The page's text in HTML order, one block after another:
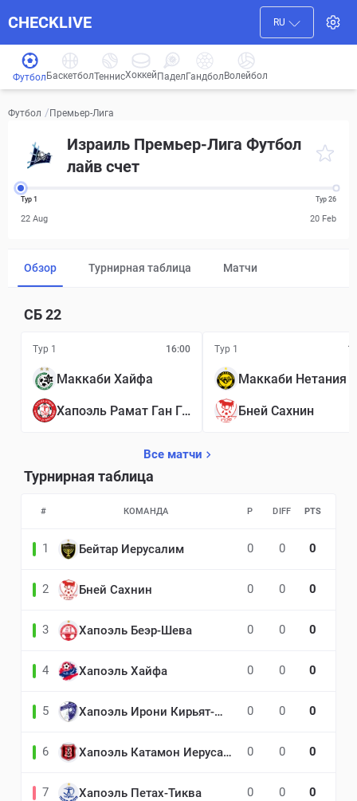
CHECKLIVE RU
Футбол БаскетболТеннисХоккей ПаделГандбол Волейбол
Футбол /Премьер-Лига
Израиль Премьер-Лига Футбол
лайв счет
Тур 1 Тур 26
22 Aug 20 Feb
Обзор Турнирная таблица Матчи
СБ22
Тур 1 16:00
Маккаби Хайфа
Хапоэль Рамат Ган Гиватаим
Тур 1
Маккаби Нетания
Бней Сахнин
Все матчи
Турнирная таблица
# КОМАНДА P DIFF PTS
1 Бейтар Иерусалим 0 0 0
2 Бней Сахнин 0 0 0
3 Хапоэль Беэр-Шева 0 0 0
4 Хапоэль Хайфа 0 0 0
5 Хапоэль Ирони Кирьят-Шмона 0 0 0
6 Хапоэль Катамон Иерусалим 0 0 0
7 Хапоэль Петах-Тиква 0 0 0